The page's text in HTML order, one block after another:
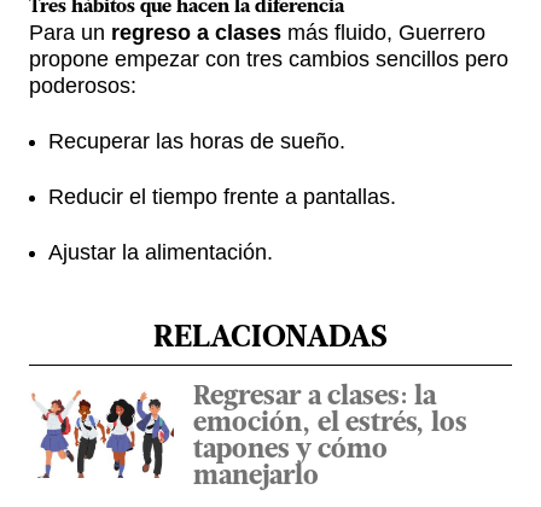
Tres hábitos que hacen la diferencia
Para un regreso a clases más fluido, Guerrero
propone empezar con tres cambios sencillos pero
poderosos:
Recuperar las horas de sueño.
Reducir el tiempo frente a pantallas.
Ajustar la alimentación.
RELACIONADAS
Regresar a clases: la
emoción, el estrés, los
tapones y cómo
manejarlo